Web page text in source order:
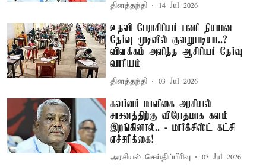
தினத்தந்தி 14 Jul 2026
உதவி பேராசிரியர் பணி நியமன
தேர்வு முடிவில் குளறுபடியா..?
விளக்கம் அளித்த ஆசிரியர் தேர்வு
வாரியம்
தினத்தந்தி 03 Jul 2026
கவர்னர் மாளிகை அரசியல்
சாசனத்திற்கு விரோதமாக களம்
இறங்கினால்.. - மார்க்சிஸ்ட் கட்சி
எச்சரிக்கை!
அரசியல் செய்திப்பிரிவு 03 Jul 2026